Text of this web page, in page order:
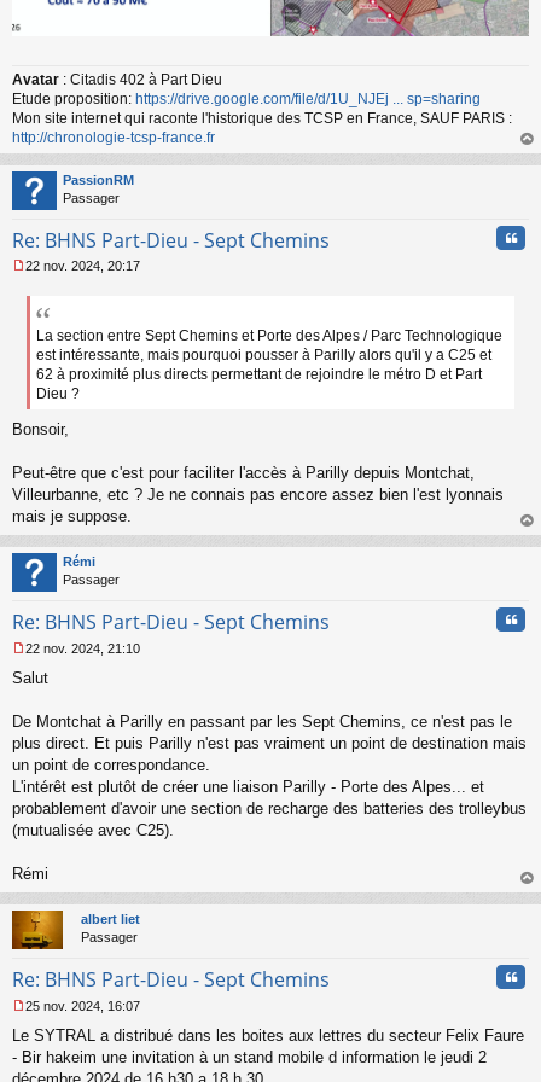
Avatar : Citadis 402 à Part Dieu
Etude proposition: https://drive.google.com/file/d/1U_NJEj ... sp=sharing
Mon site internet qui raconte l'historique des TCSP en France, SAUF PARIS :
http://chronologie-tcsp-france.fr
au
PassionRM
Passager
Re: BHNS Part-Dieu - Sept Chemins
e
n
o
u
22 nov. 2024, 20:17
La section entre Sept Chemins et Porte des Alpes / Parc Technologique
est intéressante, mais pourquoi pousser à Parilly alors qu'il y a C25 et
62 à proximité plus directs permettant de rejoindre le métro D et Part
Dieu ?
Bonsoir,
Peut-être que c'est pour faciliter l'accès à Parilly depuis Montchat,
Villeurbanne, etc ? Je ne connais pas encore assez bien l'est lyonnais
mais je suppose.
au
Rémi
Passager
Re: BHNS Part-Dieu - Sept Chemins
e
s
g
e
n
o
n
22 nov. 2024, 21:10
Salut
De Montchat à Parilly en passant par les Sept Chemins, ce n'est pas le
plus direct. Et puis Parilly n'est pas vraiment un point de destination mais
un point de correspondance.
L'intérêt est plutôt de créer une liaison Parilly - Porte des Alpes... et
probablement d'avoir une section de recharge des batteries des trolleybus
(mutualisée avec C25).
Rémi
au
albert liet
Passager
Re: BHNS Part-Dieu - Sept Chemins
e
s
s
25 nov. 2024, 16:07
Le SYTRAL a distribué dans les boites aux lettres du secteur Felix Faure
- Bir hakeim une invitation à un stand mobile d information le jeudi 2